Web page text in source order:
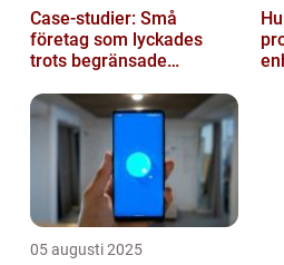
Case-studier: Små
företag som lyckades
trots begränsade
05 augusti 2025